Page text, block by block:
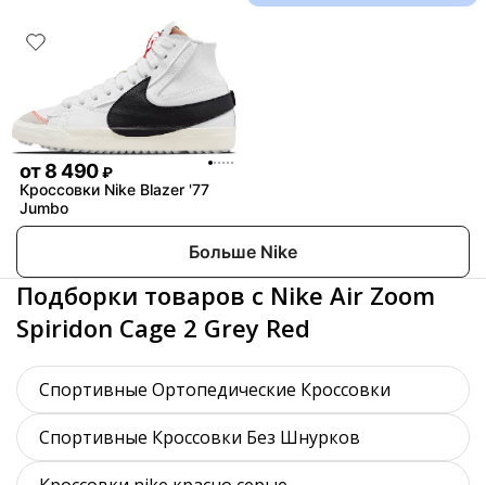
от8 490 ₽
Кроссовки Nike Blazer '77
Jumbo
Больше Nike
Подборки товаров с Nike Air Zoom
Spiridon Cage 2 Grey Red
Спортивные Ортопедические Кроссовки
Спортивные Кроссовки Без Шнурков